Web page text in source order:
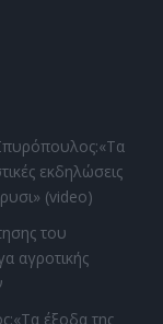
εκδηλώσεις
(video)
του
αγροτικής
έξοδα της